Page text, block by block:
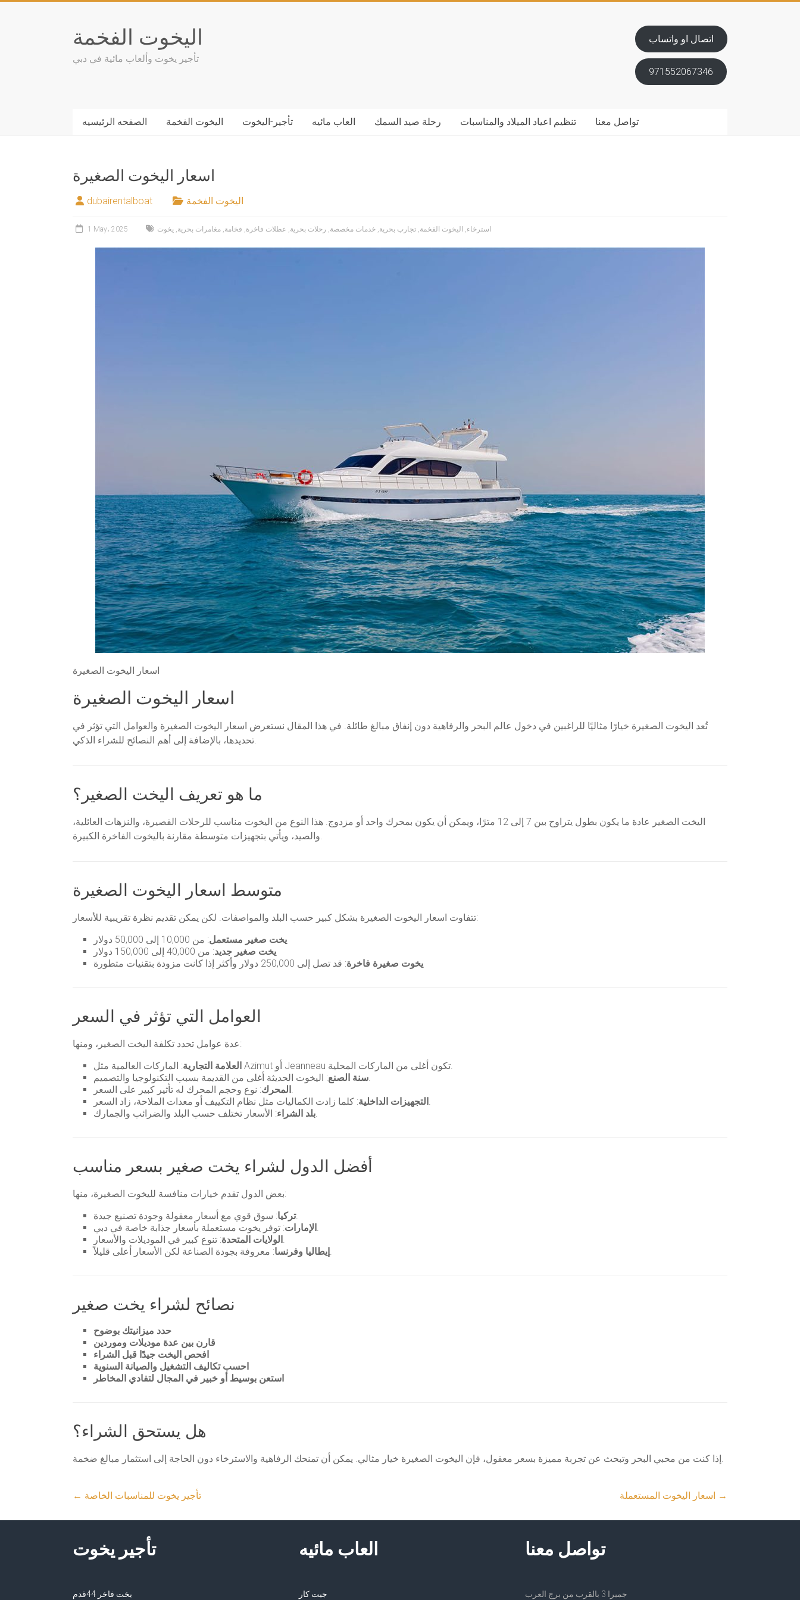
اليخوت الفخمة
تأجير يخوت وألعاب مائية في دبي
اتصال او واتساب
971552067346
الصفحه الرئيسيه اليخوت الفخمة تأجير-اليخوت العاب مائيه رحلة صيد السمك تنظيم اعياد الميلاد والمناسبات تواصل معنا
اسعار اليخوت الصغيرة
dubairentalboat اليخوت الفخمة
1 May، 2025 استرخاء, اليخوت الفخمة, تجارب بحرية, خدمات مخصصة, رحلات بحرية, عطلات فاخرة, فخامة, مغامرات بحرية, يخوت
اسعار اليخوت الصغيرة
اسعار اليخوت الصغيرة
تُعد اليخوت الصغيرة خيارًا مثاليًا للراغبين في دخول عالم البحر والرفاهية دون إنفاق مبالغ طائلة. في هذا المقال نستعرض اسعار اليخوت الصغيرة والعوامل التي تؤثر في
تحديدها، بالإضافة إلى أهم النصائح للشراء الذكي.
ما هو تعريف اليخت الصغير؟
اليخت الصغير عادة ما يكون بطول يتراوح بين 7 إلى 12 مترًا، ويمكن أن يكون بمحرك واحد أو مزدوج. هذا النوع من اليخوت مناسب للرحلات القصيرة، والنزهات العائلية،
والصيد، ويأتي بتجهيزات متوسطة مقارنة باليخوت الفاخرة الكبيرة.
متوسط اسعار اليخوت الصغيرة
تتفاوت اسعار اليخوت الصغيرة بشكل كبير حسب البلد والمواصفات. لكن يمكن تقديم نظرة تقريبية للأسعار:
يخت صغير مستعمل: من 10,000 إلى 50,000 دولار
يخت صغير جديد: من 40,000 إلى 150,000 دولار
يخوت صغيرة فاخرة: قد تصل إلى 250,000 دولار وأكثر إذا كانت مزودة بتقنيات متطورة
العوامل التي تؤثر في السعر
عدة عوامل تحدد تكلفة اليخت الصغير، ومنها:
العلامة التجارية
: الماركات العالمية مثل Azimut أو Jeanneau تكون أغلى من الماركات المحلية.
سنة الصنع: اليخوت الحديثة أغلى من القديمة بسبب التكنولوجيا والتصميم.
المحرك: نوع وحجم المحرك له تأثير كبير على السعر.
التجهيزات الداخلية: كلما زادت الكماليات مثل نظام التكييف أو معدات الملاحة، زاد السعر.
بلد الشراء: الأسعار تختلف حسب البلد والضرائب والجمارك.
أفضل الدول لشراء يخت صغير بسعر مناسب
بعض الدول تقدم خيارات منافسة لليخوت الصغيرة، منها:
تركيا: سوق قوي مع أسعار معقولة وجودة تصنيع جيدة.
الإمارات: توفر يخوت مستعملة بأسعار جذابة خاصة في دبي.
الولايات المتحدة: تنوع كبير في الموديلات والأسعار.
إيطاليا وفرنسا: معروفة بجودة الصناعة لكن الأسعار أعلى قليلاً.
نصائح لشراء يخت صغير
حدد ميزانيتك بوضوح
قارن بين عدة موديلات وموردين
افحص اليخت جيدًا قبل الشراء
احسب تكاليف التشغيل والصيانة السنوية
استعن بوسيط أو خبير في المجال لتفادي المخاطر
هل يستحق الشراء؟
إذا كنت من محبي البحر وتبحث عن تجربة مميزة بسعر معقول، فإن اليخوت الصغيرة خيار مثالي. يمكن أن تمنحك الرفاهية والاسترخاء دون الحاجة إلى استثمار مبالغ ضخمة.
← تأجير يخوت للمناسبات الخاصة →
تأجير يخوت
يخت فاخر 44قدم
العاب مائيه
جيت كار
تواصل معنا
جميرا 3 بالقرب من برج العرب